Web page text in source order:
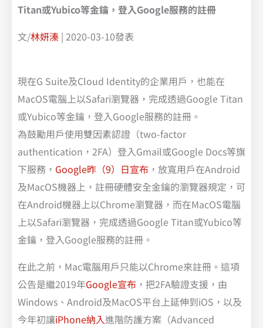
Titan或Yubico等金鑰，登入Google服務的註冊
文/林妍溱 | 2020-03-10發表
現在G Suite及Cloud Identity的企業用戶，也能在
MacOS電腦上以Safari瀏覽器，完成透過Google Titan
或Yubico等金鑰，登入Google服務的註冊。
為鼓勵用戶使用雙因素認證（two-factor
authentication，2FA）登入Gmail或Google Docs等旗
下服務， Google昨（9）日宣布 ，放寬用戶在Android
及MacOS機器上，註冊硬體安全金鑰的瀏覽器規定，可
在Android機器上以Chrome瀏覽器，而在MacOS電腦
上以Safari瀏覽器，完成透過Google Titan或Yubico等
金鑰，登入Google服務的註冊。
在此之前，Mac電腦用戶只能以Chrome來註冊。這項
公告是繼2019年Google宣布 ，把2FA驗證支援，由
Windows、Android及MacOS平台上延伸到iOS，以及
今年初讓iPhone納入進階防護方案（Advanced